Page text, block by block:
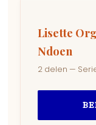
Lisette
Ndoen
2 delen —